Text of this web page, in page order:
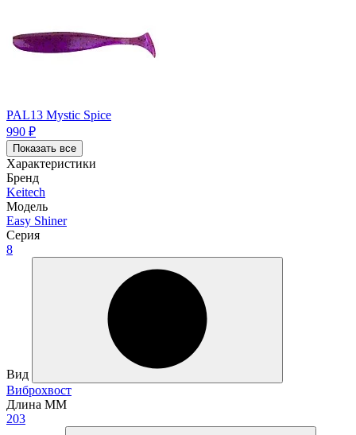
PAL13 Mystic Spice
990 ₽
Показать все
Характеристики
Бренд
Keitech
Модель
Easy Shiner
Серия
8
Вид
Виброхвост
Длина ММ
203